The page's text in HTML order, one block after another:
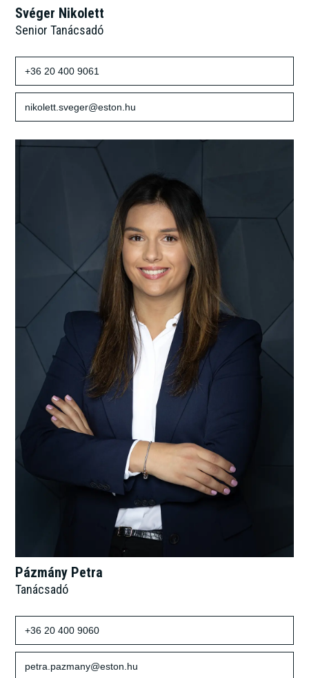
Svéger Nikolett
Senior Tanácsadó
+36 20 400 9061
nikolett.sveger@eston.hu
Pázmány Petra
Tanácsadó
+36 20 400 9060
petra.pazmany@eston.hu